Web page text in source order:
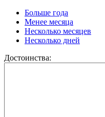
Больше года
Менее месяца
Несколько месяцев
Несколько дней
Достоинства: